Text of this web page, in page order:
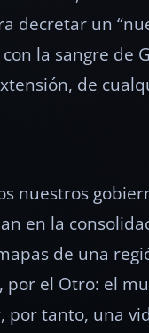
decretar un
la sangre de
de
nuestros
en la
de una
por el Otro: el
por tanto, una